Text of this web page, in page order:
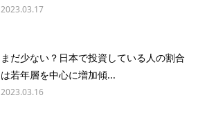
2023.03.17
まだ少ない？日本で投資している人の割合
は若年層を中心に増加傾...
2023.03.16